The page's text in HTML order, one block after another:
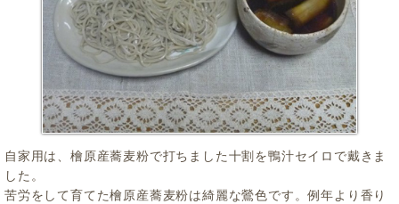
自家用は、檜原産蕎麦粉で打ちました十割を鴨汁セイロで戴きま
した。
苦労をして育てた檜原産蕎麦粉は綺麗な鶯色です。例年より香り